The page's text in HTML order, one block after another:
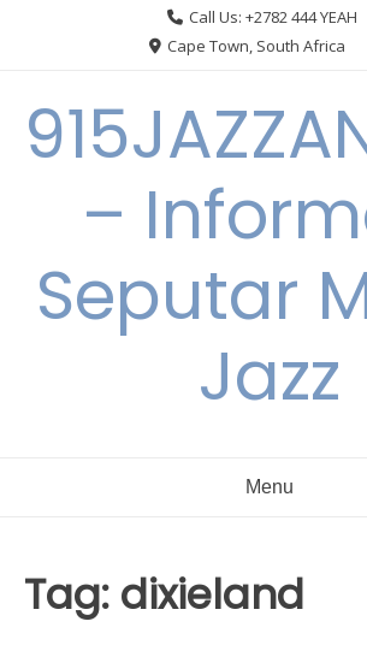
Call Us: +2782 444 YEAH
Cape Town, South Africa
–
Seputar
Jazz
Menu
Tag: dixieland